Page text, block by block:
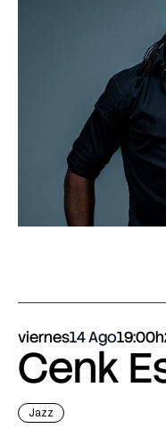
viernes14 Ago19:00h
Cenk
Jazz